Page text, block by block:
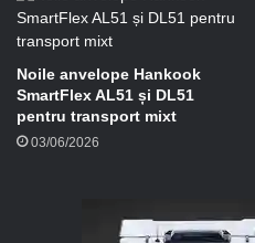
Noile anvelope Hankook
SmartFlex AL51 și DL51
pentru transport mixt
03/06/2026